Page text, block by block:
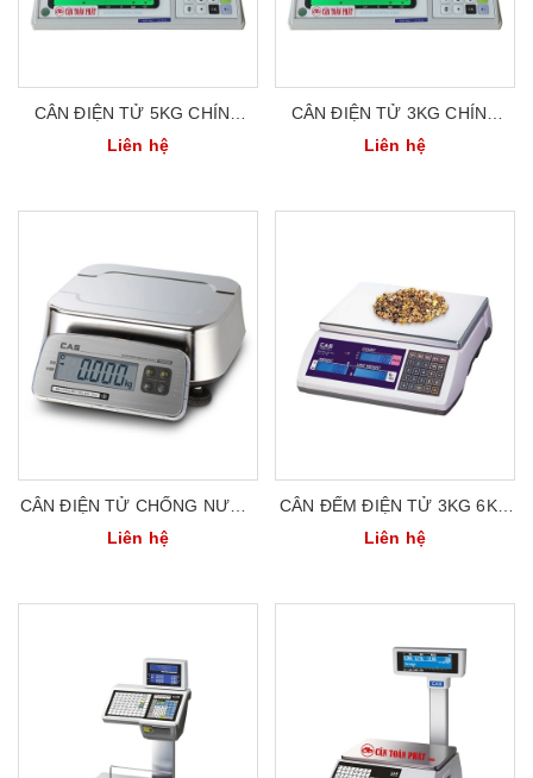
CÂN ĐIỆN TỬ 5KG CHÍNH
XÁC CAO UTE KANEXT
Liên hệ
CÂN ĐIỆN TỬ 3KG CHÍNH
XÁC CAO UTE KANEXT
Liên hệ
CÂN ĐIỆN TỬ CHỐNG NƯỚC
6KG 15KG 30KG CAS HÀN
Liên hệ
CÂN ĐẾM ĐIỆN TỬ 3KG 6KG
15KG 30KG CAS HÀN QUỐC
Liên hệ